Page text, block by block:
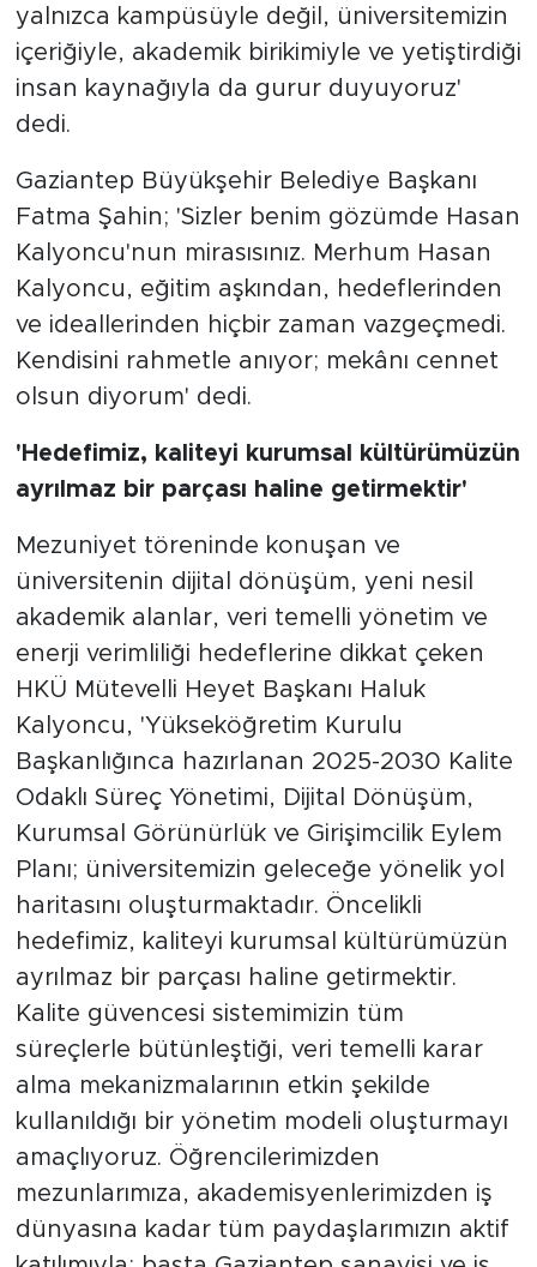
yalnızca kampüsüyle değil, üniversitemizin
içeriğiyle, akademik birikimiyle ve yetiştirdiği
insan kaynağıyla da gurur duyuyoruz'
dedi.
Gaziantep Büyükşehir Belediye Başkanı
Fatma Şahin; 'Sizler benim gözümde Hasan
Kalyoncu'nun mirasısınız. Merhum Hasan
Kalyoncu, eğitim aşkından, hedeflerinden
ve ideallerinden hiçbir zaman vazgeçmedi.
Kendisini rahmetle anıyor; mekânı cennet
olsun diyorum' dedi.
'Hedefimiz, kaliteyi kurumsal kültürümüzün
ayrılmaz bir parçası haline getirmektir'
Mezuniyet töreninde konuşan ve
üniversitenin dijital dönüşüm, yeni nesil
akademik alanlar, veri temelli yönetim ve
enerji verimliliği hedeflerine dikkat çeken
HKÜ Mütevelli Heyet Başkanı Haluk
Kalyoncu, 'Yükseköğretim Kurulu
Başkanlığınca hazırlanan 2025-2030 Kalite
Odaklı Süreç Yönetimi, Dijital Dönüşüm,
Kurumsal Görünürlük ve Girişimcilik Eylem
Planı; üniversitemizin geleceğe yönelik yol
haritasını oluşturmaktadır. Öncelikli
hedefimiz, kaliteyi kurumsal kültürümüzün
ayrılmaz bir parçası haline getirmektir.
Kalite güvencesi sistemimizin tüm
süreçlerle bütünleştiği, veri temelli karar
alma mekanizmalarının etkin şekilde
kullanıldığı bir yönetim modeli oluşturmayı
amaçlıyoruz. Öğrencilerimizden
mezunlarımıza, akademisyenlerimizden iş
dünyasına kadar tüm paydaşlarımızın aktif